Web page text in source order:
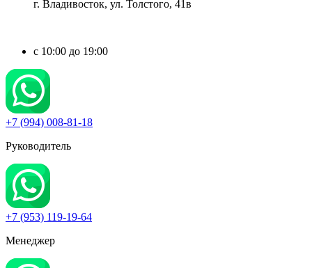
г. Владивосток, ул. Толстого, 41в
c 10:00 до 19:00
+7 (994) 008-81-18
Руководитель
+7 (953) 119-19-64
Менеджер